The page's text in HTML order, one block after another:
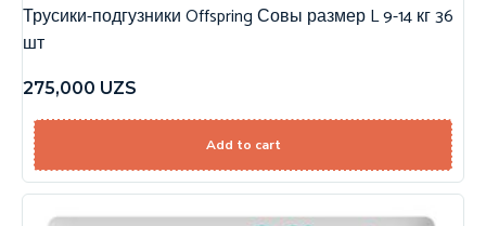
Трусики-подгузники Offspring Совы размер L 9-14 кг 36
шт
275,000 UZS
Add to cart